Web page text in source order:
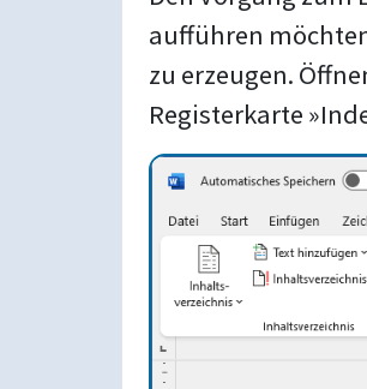
aufführen
zu erzeugen.
Registerkarte